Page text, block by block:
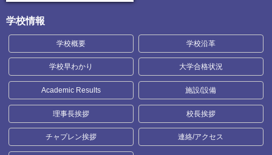
学校情報
学校概要 学校沿革
学校早わかり 大学合格状況
Academic Results 施設/設備
理事長挨拶 校長挨拶
チャプレン挨拶 連絡/アクセス